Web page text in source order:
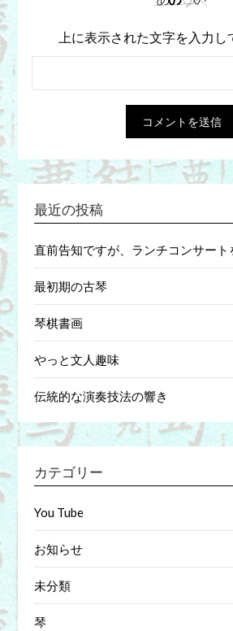
上に表示された文字を入力し
最近の投稿
直前告知ですが、ランチコンサート
最初期の古琴
琴棋書画
やっと文人趣味
伝統的な演奏技法の響き
カテゴリー
You Tube
お知らせ
未分類
琴